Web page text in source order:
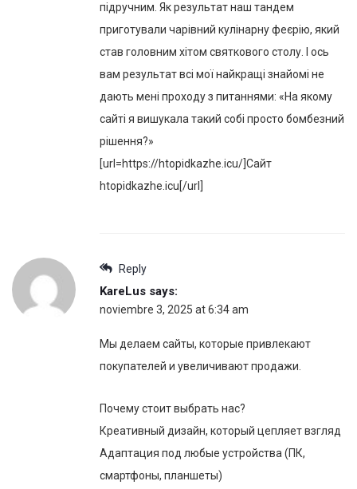
підручним. Як результат наш тандем
приготували чарівний кулінарну феєрію, який
став головним хітом святкового столу. І ось
вам результат всі мої найкращі знайомі не
дають мені проходу з питаннями: «На якому
сайті я вишукала такий собі просто бомбезний
рішення?»
[url=https://htopidkazhe.icu/]Сайт
htopidkazhe.icu[/url]
Reply
KareLus says:
noviembre 3, 2025 at 6:34 am
Мы делаем сайты, которые привлекают
покупателей и увеличивают продажи.
Почему стоит выбрать нас?
Креативный дизайн, который цепляет взгляд
Адаптация под любые устройства (ПК,
смартфоны, планшеты)